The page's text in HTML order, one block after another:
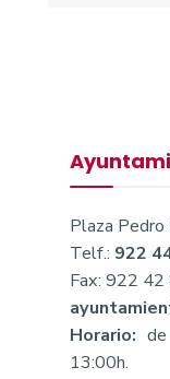
Plaza
Telf.: 922
Fax: 922
Horario:
13:00h.